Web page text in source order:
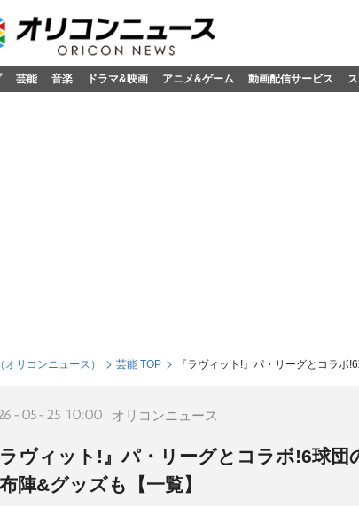
芸能 音楽 ドラマ&映画 アニメ&ゲーム 動画配信サービス
オリコンニュース） 芸能 TOP 『ラヴィット!』パ・リーグとコラボ
05-25 10:00 オリコンニュース
ラヴィット!』パ・リーグとコラボ!6球
陣&グッズも【一覧】